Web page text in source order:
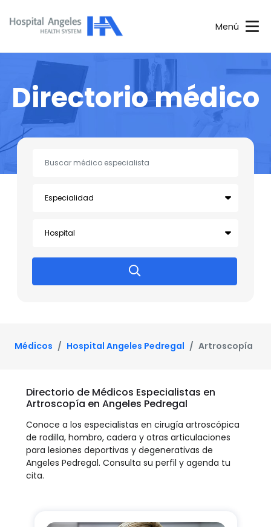
Menú
Directorio médico
Médicos Hospital Angeles Pedregal Artroscopía
Directorio de Médicos Especialistas en
Artroscopía en Angeles Pedregal
Conoce a los especialistas en cirugía artroscópica
de rodilla, hombro, cadera y otras articulaciones
para lesiones deportivas y degenerativas de
Angeles Pedregal. Consulta su perfil y agenda tu
cita.